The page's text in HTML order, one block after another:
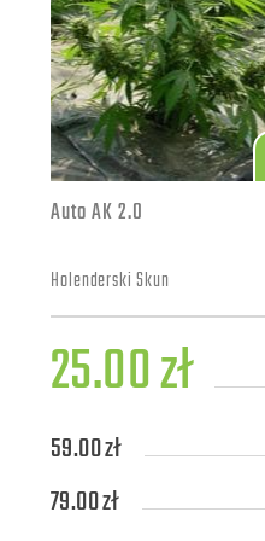
Auto AK 2.0
Holenderski Skun
25.00 zł
59.00 zł
79.00 zł